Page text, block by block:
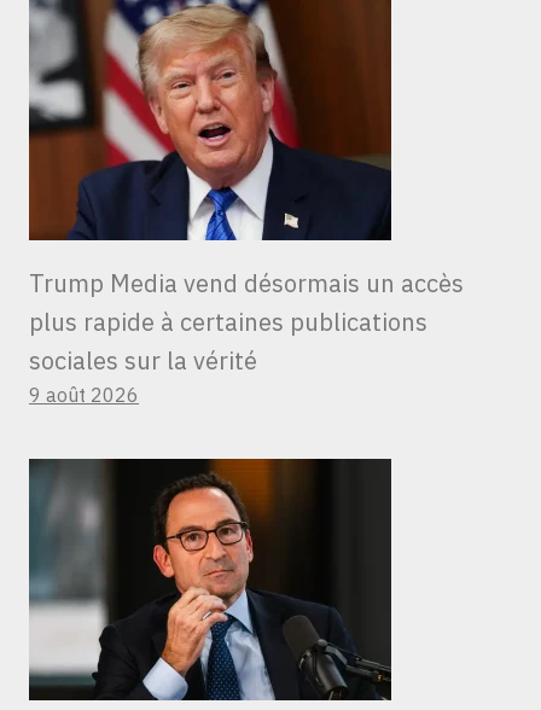
Trump Media vend désormais un accès
plus rapide à certaines publications
sociales sur la vérité
9 août 2026